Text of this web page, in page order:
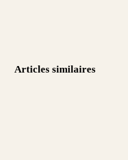
Articles similaires